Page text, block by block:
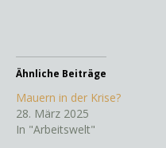
Ähnliche Beiträge
Mauern in der Krise?
28. März 2025
In "Arbeitswelt"